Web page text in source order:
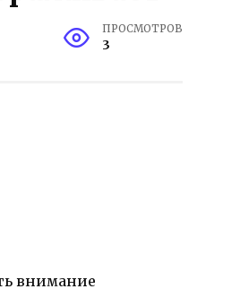
ПРОСМОТРОВ
3
внимание